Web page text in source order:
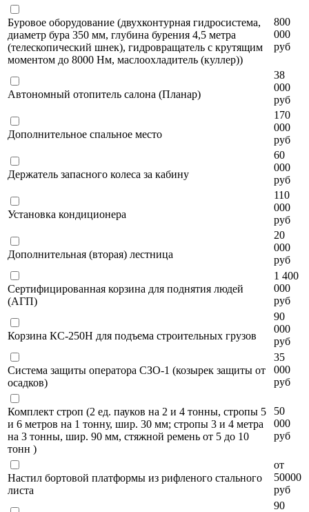
Буровое оборудование (двухконтурная гидросистема,
диаметр бура 350 мм, глубина бурения 4,5 метра
(телескопический шнек), гидровращатель с крутящим
моментом до 8000 Нм, маслоохладитель (куллер))
800
000
руб
Автономный отопитель салона (Планар)
38
000
руб
Дополнительное спальное место
170
000
руб
Держатель запасного колеса за кабину
60
000
руб
Установка кондиционера
110
000
руб
Дополнительная (вторая) лестница
20
000
руб
Сертифицированная корзина для поднятия людей
(АГП)
1 400
000
руб
Корзина КС-250Н для подъема строительных грузов
90
000
руб
Система защиты оператора СЗО-1 (козырек защиты от
осадков)
35
000
руб
Комплект строп (2 ед. пауков на 2 и 4 тонны, стропы 5
и 6 метров на 1 тонну, шир. 30 мм; стропы 3 и 4 метра
на 3 тонны, шир. 90 мм, стяжной ремень от 5 до 10
тонн )
50
000
руб
Настил бортовой платформы из рифленого стального
листа
от
50000
руб
90